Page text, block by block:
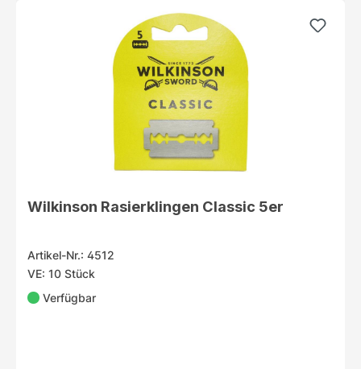
Wilkinson Rasierklingen Classic 5er
Artikel-Nr.: 4512
VE: 10 Stück
Verfügbar